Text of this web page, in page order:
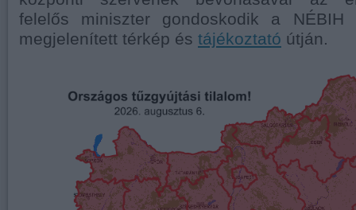
felelős miniszter gondoskodik a NÉBIH
megjelenített térkép és tájékoztató útján.